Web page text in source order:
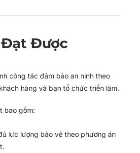
Đạt Được
công tác đảm bảo an ninh theo
hàng và ban tổ chức triển lãm.
bao gồm:
lực lượng bảo vệ theo phương án